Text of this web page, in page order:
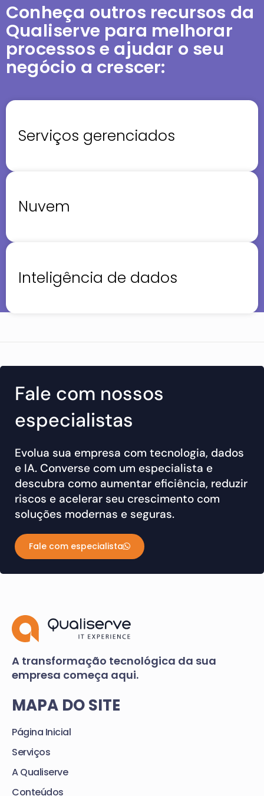
Conheça outros recursos da
Qualiserve para melhorar
processos e ajudar o seu
negócio a crescer:
Serviços gerenciados
Nuvem
Inteligência de dados
Fale com nossos
especialistas
Evolua sua empresa com tecnologia, dados
e IA. Converse com um especialista e
descubra como aumentar eficiência, reduzir
riscos e acelerar seu crescimento com
soluções modernas e seguras.
Fale com especialista
A transformação tecnológica da sua
empresa começa aqui.
MAPA DO SITE
Página Inicial
Serviços
A Qualiserve
Conteúdos